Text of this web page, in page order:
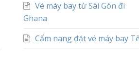
Vé máy bay từ Sài Gòn đi
Ghana
Cẩm nang đặt vé máy bay